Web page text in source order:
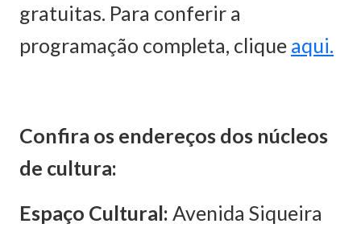
gratuitas. Para conferir a
programação completa, clique aqui.
Confira os endereços dos núcleos
de cultura:
Espaço Cultural: Avenida Siqueira